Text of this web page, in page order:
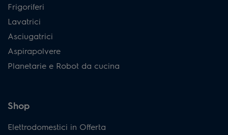
Frigoriferi
Lavatrici
Asciugatrici
Aspirapolvere
Planetarie e Robot da cucina
Shop
Elettrodomestici in Offerta